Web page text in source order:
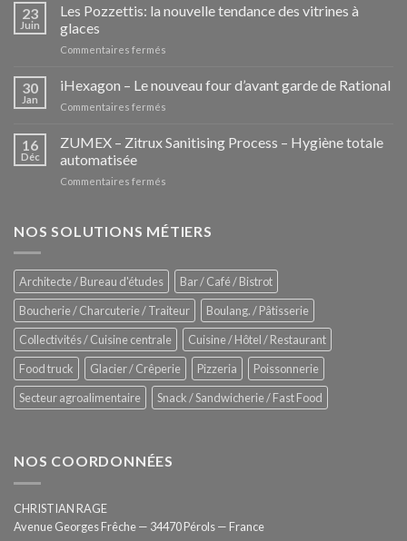
23
Juin
Les Pozzettis: la nouvelle tendance des vitrines à
glaces
Commentaires fermés
Pozzettis:
la
des
30
Jan
iHexagon – Le nouveau four d’avant garde de Rational
Commentaires fermés
–
Le
de
16
Déc
ZUMEX – Zitrux Sanitising Process – Hygiène totale
automatisée
Commentaires fermés
Zitrux
–
Hygiène
totale
automatisée
NOS SOLUTIONS MÉTIERS
Architecte / Bureau d'études
Bar / Café / Bistrot
Boucherie / Charcuterie / Traiteur
Boulang. / Pâtisserie
Collectivités / Cuisine centrale
Cuisine / Hôtel / Restaurant
Food truck
Glacier / Crêperie Pizzeria
Poissonnerie
Secteur agroalimentaire
Snack / Sandwicherie / Fast Food
NOS COORDONNÉES
CHRISTIAN RAGE
Avenue Georges Frêche — 34470 Pérols — France